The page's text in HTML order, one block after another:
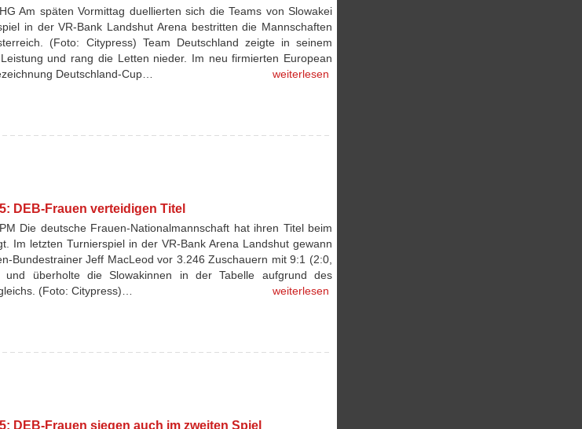
Am späten Vormittag duellierten sich die Teams von Slowakei
in der VR-Bank Landshut Arena bestritten die Mannschaften
(Foto: Citypress) Team Deutschland zeigte in seinem
und rang die Letten nieder. Im neu firmierten European
Deutschland-Cup…
weiterlesen
DEB-Frauen verteidigen Titel
Die deutsche Frauen-Nationalmannschaft hat ihren Titel beim
Im letzten Turnierspiel in der VR-Bank Arena Landshut gewann
Bundestrainer Jeff MacLeod vor 3.246 Zuschauern mit 9:1 (2:0,
überholte die Slowakinnen in der Tabelle aufgrund des
(Foto: Citypress)…
weiterlesen
DEB-Frauen siegen auch im zweiten Spiel